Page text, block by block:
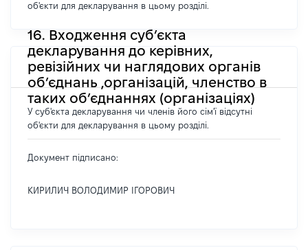
об'єкти для декларування в цьому розділі.
16. Входження суб’єкта
декларування до керівних,
ревізійних чи наглядових органів
об’єднань ,організацій, членство в
таких об’єднаннях (організаціях)
У суб'єкта декларування чи членів його сім'ї відсутні
об'єкти для декларування в цьому розділі.
Документ підписано:
КИРИЛИЧ ВОЛОДИМИР ІГОРОВИЧ